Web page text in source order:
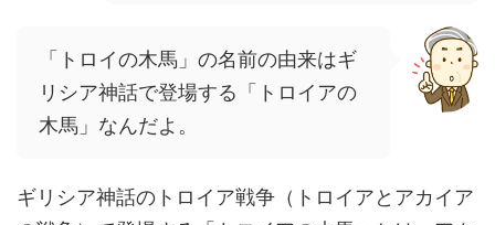
「トロイの木馬」の名前の由来はギ
リシア神話で登場する「トロイアの
木馬」なんだよ。
ギリシア神話のトロイア戦争（トロイアとアカイア